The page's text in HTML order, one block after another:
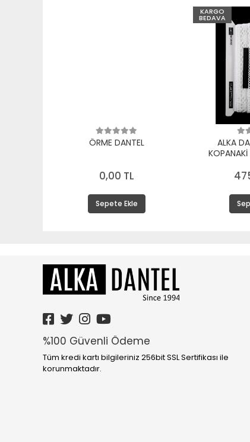
ÖRME DANTEL
0,00 TL
Sepete Ekle
KARGO
BEDAVA
ALKA
%100 Güvenli Ödeme
Tüm kredi kartı bilgileriniz 256bit SSL Sertifikası ile
korunmaktadır.